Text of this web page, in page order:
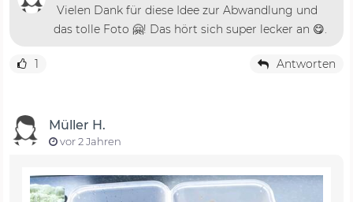
Vielen Dank für diese Idee zur Abwandlung und
das tolle Foto 🤗! Das hört sich super lecker an 😋.
1 Antworten
Müller H.
vor 2 Jahren